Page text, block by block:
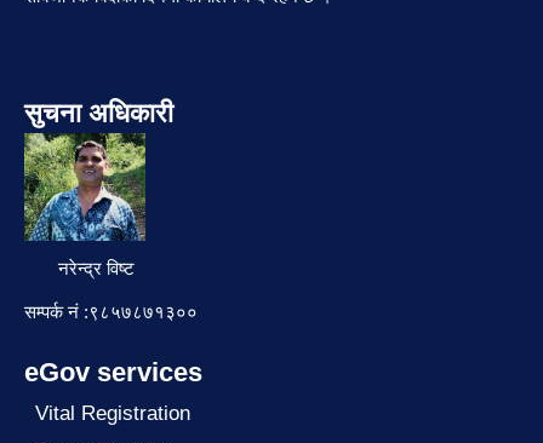
सुचना अधिकारी
नरेन्द्र विष्ट
सम्पर्क नं :९८५७८७१३००
eGov services
Vital Registration